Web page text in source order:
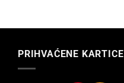
PRIHVAĆENE KARTICE